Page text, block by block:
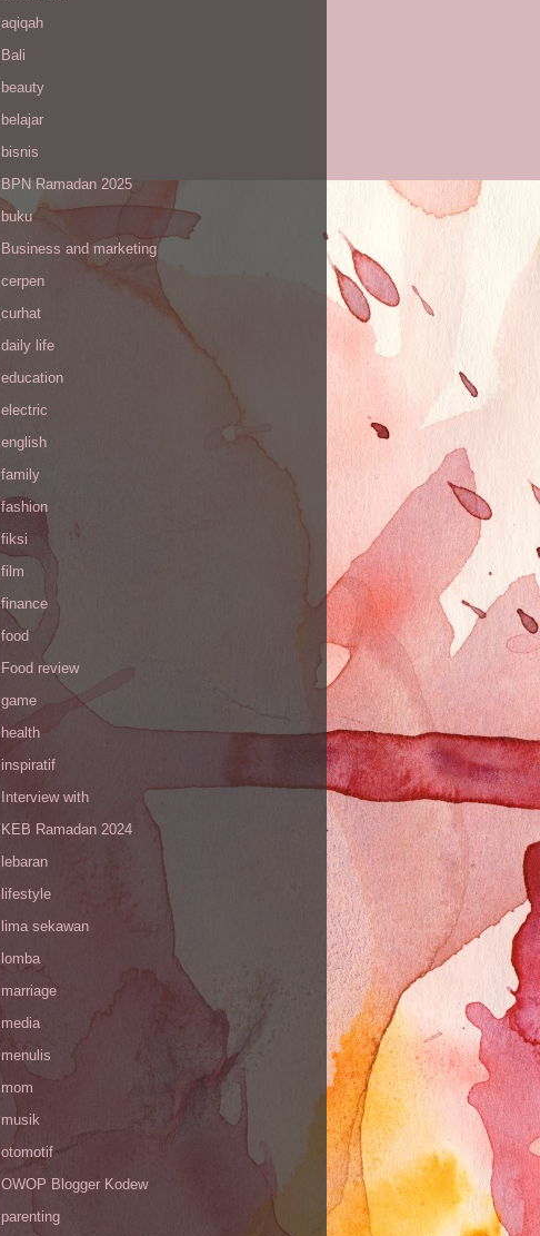
aqiqah
Bali
beauty
belajar
bisnis
BPN Ramadan 2025
buku
Business and marketing
cerpen
curhat
daily life
education
electric
english
family
fashion
fiksi
film
finance
food
Food review
game
health
inspiratif
Interview with
KEB Ramadan 2024
lebaran
lifestyle
lima sekawan
lomba
marriage
media
menulis
mom
musik
otomotif
OWOP Blogger Kodew
parenting